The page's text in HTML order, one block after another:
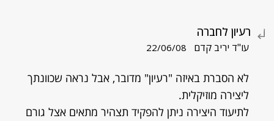
רעיון לחברה
עו"ד יריב קדם 22/06/08
לא הסברת באיזה "רעיון" מדובר, אבל נראה שכוונתך
ליצירה מוזיקלית.
לתיעוד היצירה ניתן להפקיד תצהיר מתאים אצל גורם